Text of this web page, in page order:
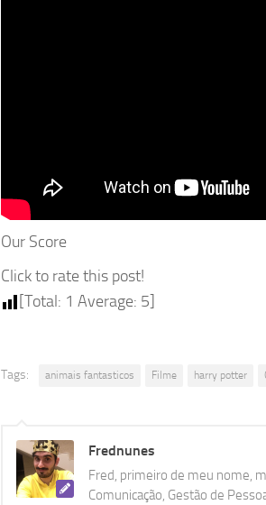
Our Score
Click to rate this post!
[Total: 1 Average: 5]
Tags: animais fantasticos Filme harry potter
Frednunes
Fred, primeiro de meu nome,
Comunicação, Gestão de